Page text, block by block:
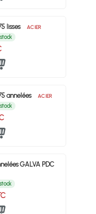
lisses ACIER
stock
annelées ACIER
stock
GALVA PDC